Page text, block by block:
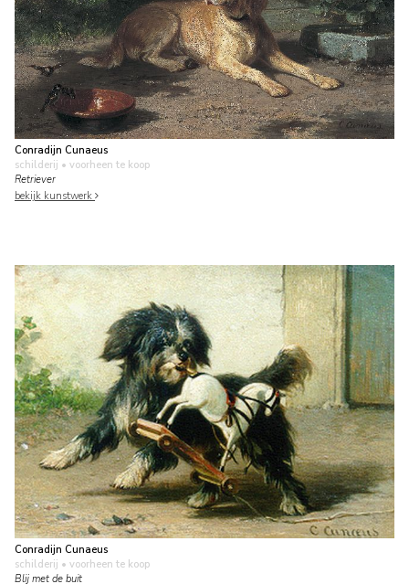
Conradijn Cunaeus
schilderij • voorheen te koop
Retriever
bekijk kunstwerk
Conradijn Cunaeus
schilderij • voorheen te koop
Blij met de buit